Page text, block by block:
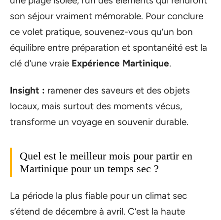
son séjour vraiment mémorable. Pour conclure
ce volet pratique, souvenez-vous qu’un bon
équilibre entre préparation et spontanéité est la
clé d’une vraie Expérience Martinique.
Insight : ramener des saveurs et des objets
locaux, mais surtout des moments vécus,
transforme un voyage en souvenir durable.
Quel est le meilleur mois pour partir en
Martinique pour un temps sec ?
La période la plus fiable pour un climat sec
s’étend de décembre à avril. C’est la haute